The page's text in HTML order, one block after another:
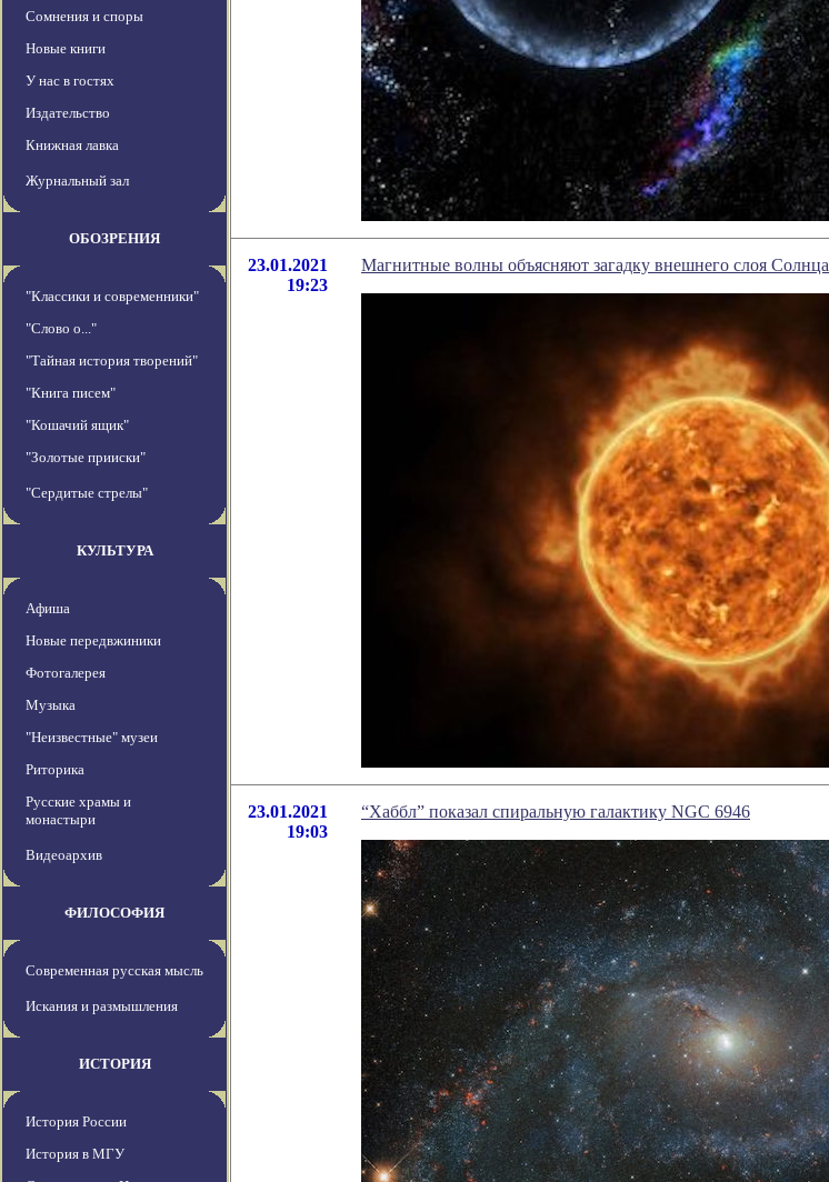
Сомнения и споры
Новые книги
У нас в гостях
Издательство
Книжная лавка
Журнальный зал
ОБОЗРЕНИЯ
"Классики и современники"
"Слово о..."
"Тайная история творений"
"Книга писем"
"Кошачий ящик"
"Золотые прииски"
"Сердитые стрелы"
КУЛЬТУРА
Афиша
Новые передвжиники
Фотогалерея
Музыка
"Неизвестные" музеи
Риторика
Русские храмы и
монастыри
Видеоархив
ФИЛОСОФИЯ
Современная русская мысль
Искания и размышления
ИСТОРИЯ
История России
История в МГУ
23.01.2021
19:23
Магнитные волны объясняют загадку внешнего слоя Солнца
23.01.2021
19:03
“Хаббл” показал спиральную галактику NGC 6946